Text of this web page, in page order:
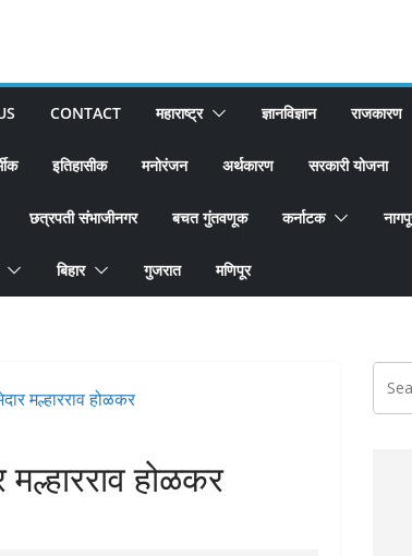
CONTACT महाराष्ट्र ज्ञानविज्ञान राजकारण
इतिहासीक मनोरंजन अर्थकारण सरकारी योजना
छत्रपती संभाजीनगर बचत गुंतवणूक कर्नाटक
बिहार गुजरात मणिपूर
होळकर